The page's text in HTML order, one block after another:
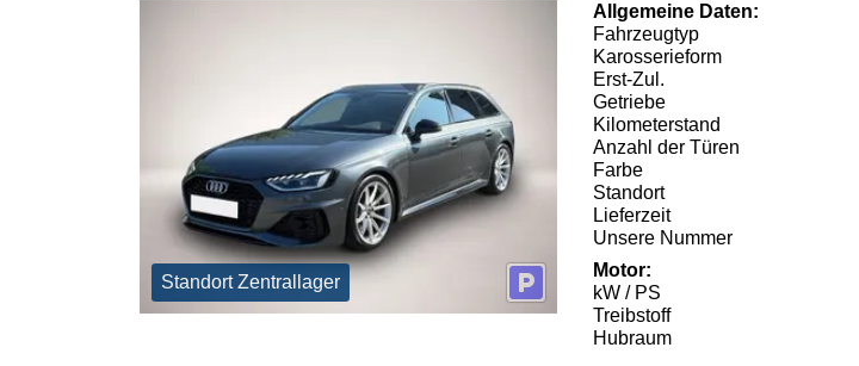
Standort Zentrallager
Allgemeine Daten:
Fahrzeugtyp
Karosserieform
Erst-Zul.
Getriebe
Kilometerstand
Anzahl der Türen
Farbe
Standort
Lieferzeit
Unsere Nummer
Motor:
kW / PS
Treibstoff
Hubraum